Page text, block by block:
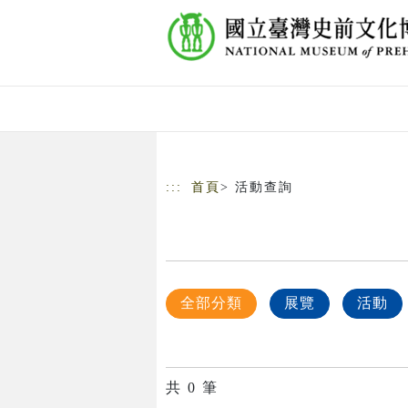
::: 首頁 > 活動查詢
全部分類 展覽 活動
共 0 筆